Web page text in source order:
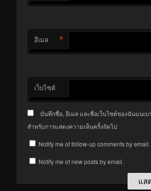
อีเมล *
เว็บไซต์
บันทึกชื่อ, อีเมล และชื่อเว็บไซต์ของฉันบนเบ
สำหรับการแสดงความเห็นครั้งถัดไป
Notify me of follow-up comments by email.
Notify me of new posts by email.